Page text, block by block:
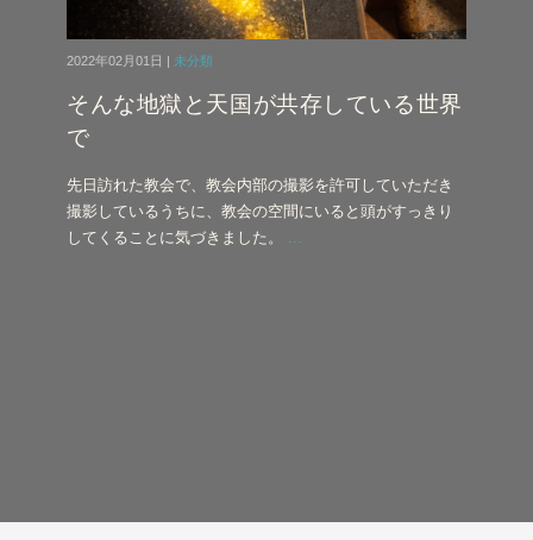
2022年02月01日 | 未分類
そんな地獄と天国が共存している世界
で
先日訪れた教会で、教会内部の撮影を許可していただき
撮影しているうちに、教会の空間にいると頭がすっきり
してくることに気づきました。 ...